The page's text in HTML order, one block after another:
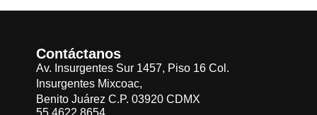
Contáctanos
Av. Insurgentes Sur 1457, Piso 16 Col.
Insurgentes Mixcoac,
Benito Juárez C.P. 03920 CDMX
55 4622 8654